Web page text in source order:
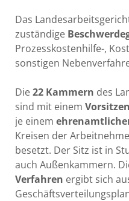
Das
zuständige
Prozesskostenhilfe-,
sonstigen
Die22 Kammern des
sind mit einem
je einem
Kreisen der
besetzt. Der Sitz ist in
auch Außenkammern.
Verfahren ergibt sich